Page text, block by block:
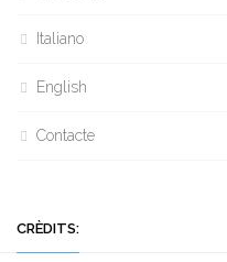
Italiano
English
Contacte
CRÈDITS: